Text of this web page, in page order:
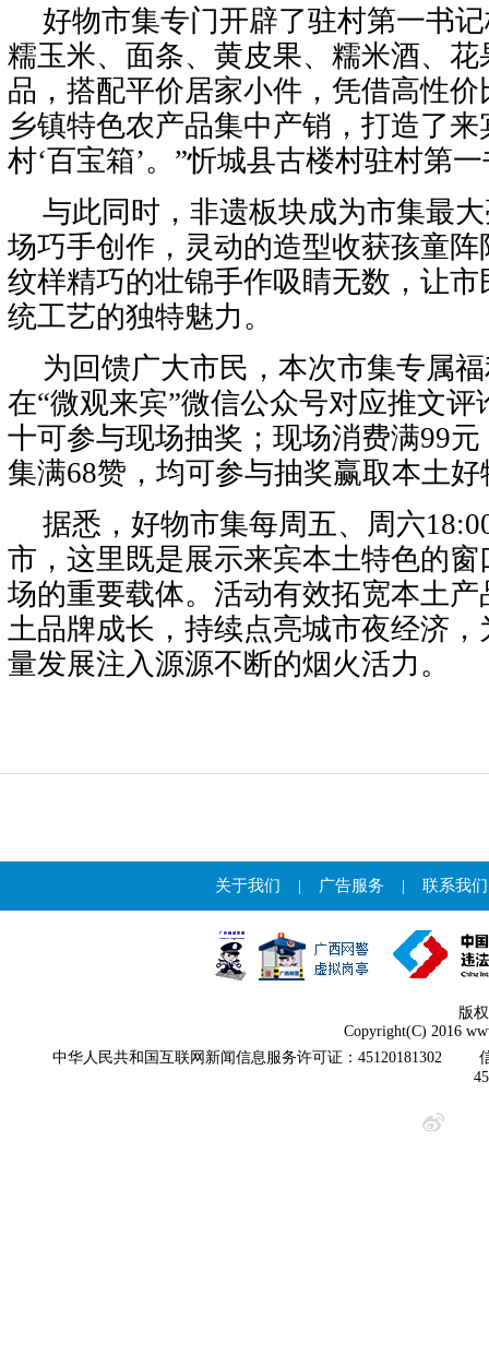
好物市集专门开辟了驻村第一书
糯玉米、面条、黄皮果、糯米酒、
品，搭配平价居家小件，凭借高性
乡镇特色农产品集中产销，打造了
村‘百宝箱’。”忻城县古楼村驻村第
与此同时，非遗板块成为市集最
场巧手创作，灵动的造型收获孩童
纹样精巧的壮锦手作吸睛无数，让
统工艺的独特魅力。
为回馈广大市民，本次市集专属
在“微观来宾”微信公众号对应推文
十可参与现场抽奖；现场消费满99
集满68赞，均可参与抽奖赢取本土好
据悉，好物市集每周五、周六
市，这里既是展示来宾本土特色的
场的重要载体。活动有效拓宽本土
土品牌成长，持续点亮城市夜经济
量发展注入源源不断的烟火活力。
关于我们 | 广告服务 | 联系我们
版
Copyright(C) 2016
中华人民共和国互联网新闻信息服务许可证：45120181302